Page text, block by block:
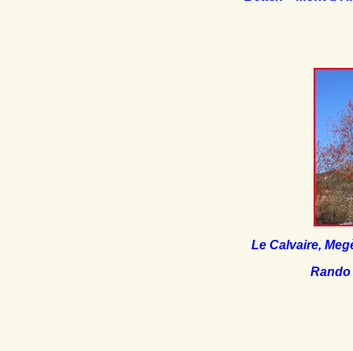
Le Calvaire,
Rando